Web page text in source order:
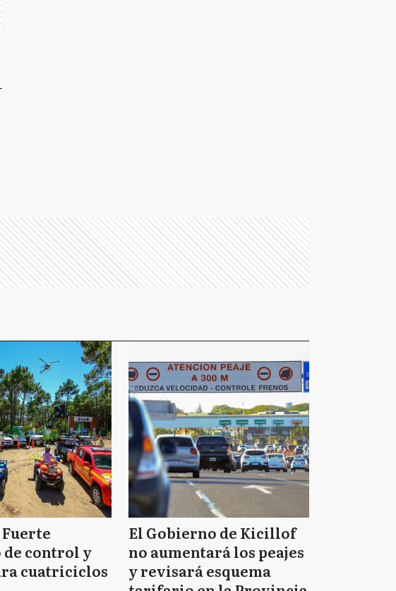
control y
cuatriciclos
El Gobierno de Kicillof
no aumentará los peajes
y revisará esquema